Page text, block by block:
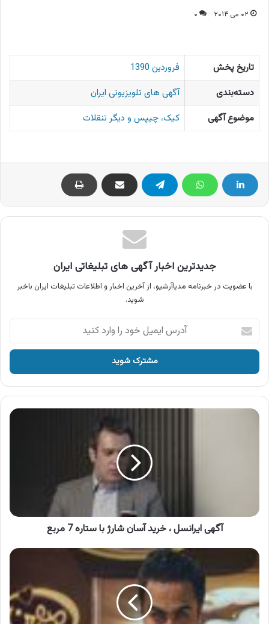
۰۲ می ۲۰۱۴ ۰
تاریخ پخش
فروردین 1390
دسته‌بندی
آگهی های تلویزیونی ایران
موضوع آگهی
کیک، چیپس و دیگر تنقلات
جدیدترین اخبار آگهی های تبلیغاتی ایران
با عضویت در خبرنامه مدیاآرشیو، از آخرین اخبار و اطلاعات تبلیغات ایران باخبر
شوید.
آدرس
ایمیل
خود
وارد
کنید
آگهی
7
آگهی ایرانسل ، خرید آسان شارژ با ستاره 7 مربع
آگهی
بستنی
میهن
،
سوپر
کارنیلو